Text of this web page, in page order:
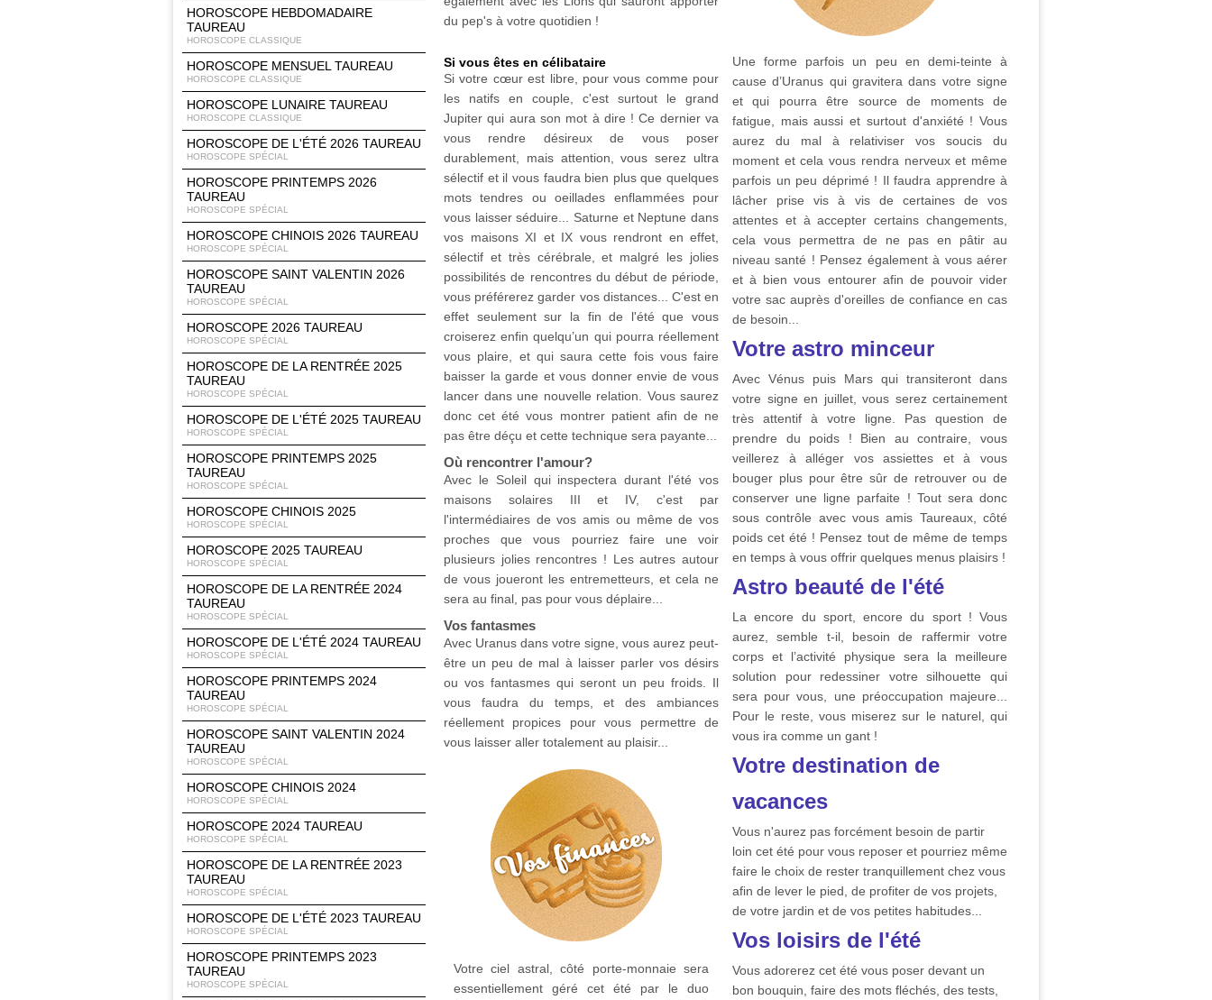
HOROSCOPE HEBDOMADAIRE
TAUREAU
HOROSCOPE CLASSIQUE
HOROSCOPE MENSUEL TAUREAU
HOROSCOPE CLASSIQUE
HOROSCOPE LUNAIRE TAUREAU
HOROSCOPE CLASSIQUE
HOROSCOPE DE L'ÉTÉ 2026 TAUREAU
HOROSCOPE SPÉCIAL
HOROSCOPE PRINTEMPS 2026
TAUREAU
HOROSCOPE SPÉCIAL
HOROSCOPE CHINOIS 2026 TAUREAU
HOROSCOPE SPÉCIAL
HOROSCOPE SAINT VALENTIN 2026
TAUREAU
HOROSCOPE SPÉCIAL
HOROSCOPE 2026 TAUREAU
HOROSCOPE SPÉCIAL
HOROSCOPE DE LA RENTRÉE 2025
TAUREAU
HOROSCOPE SPÉCIAL
HOROSCOPE DE L'ÉTÉ 2025 TAUREAU
HOROSCOPE SPÉCIAL
HOROSCOPE PRINTEMPS 2025
TAUREAU
HOROSCOPE SPÉCIAL
HOROSCOPE CHINOIS 2025
HOROSCOPE SPÉCIAL
HOROSCOPE 2025 TAUREAU
HOROSCOPE SPÉCIAL
HOROSCOPE DE LA RENTRÉE 2024
TAUREAU
HOROSCOPE SPÉCIAL
HOROSCOPE DE L'ÉTÉ 2024 TAUREAU
HOROSCOPE SPÉCIAL
HOROSCOPE PRINTEMPS 2024
TAUREAU
HOROSCOPE SPÉCIAL
HOROSCOPE SAINT VALENTIN 2024
TAUREAU
HOROSCOPE SPÉCIAL
HOROSCOPE CHINOIS 2024
HOROSCOPE SPÉCIAL
HOROSCOPE 2024 TAUREAU
HOROSCOPE SPÉCIAL
HOROSCOPE DE LA RENTRÉE 2023
TAUREAU
HOROSCOPE SPÉCIAL
HOROSCOPE DE L'ÉTÉ 2023 TAUREAU
HOROSCOPE SPÉCIAL
HOROSCOPE PRINTEMPS 2023
TAUREAU
HOROSCOPE SPÉCIAL
du pep's à votre quotidien !
Si vous êtes en célibataire
Si votre cœur est libre, pour vous comme pour
les natifs en couple, c'est surtout le grand
Jupiter qui aura son mot à dire ! Ce dernier va
vous rendre désireux de vous poser
durablement, mais attention, vous serez ultra
sélectif et il vous faudra bien plus que quelques
mots tendres ou oeillades enflammées pour
vous laisser séduire... Saturne et Neptune dans
vos maisons XI et IX vous rendront en effet,
sélectif et très cérébrale, et malgré les jolies
possibilités de rencontres du début de période,
vous préférerez garder vos distances... C'est en
effet seulement sur la fin de l'été que vous
croiserez enfin quelqu’un qui pourra réellement
vous plaire, et qui saura cette fois vous faire
baisser la garde et vous donner envie de vous
lancer dans une nouvelle relation. Vous saurez
donc cet été vous montrer patient afin de ne
pas être déçu et cette technique sera payante...
Où rencontrer l'amour?
Avec le Soleil qui inspectera durant l'été vos
maisons solaires III et IV, c'est par
l'intermédiaires de vos amis ou même de vos
proches que vous pourriez faire une voir
plusieurs jolies rencontres ! Les autres autour
de vous joueront les entremetteurs, et cela ne
sera au final, pas pour vous déplaire...
Vos fantasmes
Avec Uranus dans votre signe, vous aurez peut-
être un peu de mal à laisser parler vos désirs
ou vos fantasmes qui seront un peu froids. Il
vous faudra du temps, et des ambiances
réellement propices pour vous permettre de
vous laisser aller totalement au plaisir...
Votre ciel astral, côté porte-monnaie sera
essentiellement géré cet été par le duo
Une forme parfois un peu en demi-teinte à
cause d’Uranus qui gravitera dans votre signe
et qui pourra être source de moments de
fatigue, mais aussi et surtout d'anxiété ! Vous
aurez du mal à relativiser vos soucis du
moment et cela vous rendra nerveux et même
parfois un peu déprimé ! Il faudra apprendre à
lâcher prise vis à vis de certaines de vos
attentes et à accepter certains changements,
cela vous permettra de ne pas en pâtir au
niveau santé ! Pensez également à vous aérer
et à bien vous entourer afin de pouvoir vider
votre sac auprès d'oreilles de confiance en cas
de besoin...
Votre astro minceur
Avec Vénus puis Mars qui transiteront dans
votre signe en juillet, vous serez certainement
très attentif à votre ligne. Pas question de
prendre du poids ! Bien au contraire, vous
veillerez à alléger vos assiettes et à vous
bouger plus pour être sûr de retrouver ou de
conserver une ligne parfaite ! Tout sera donc
sous contrôle avec vous amis Taureaux, côté
poids cet été ! Pensez tout de même de temps
en temps à vous offrir quelques menus plaisirs !
Astro beauté de l'été
La encore du sport, encore du sport ! Vous
aurez, semble t-il, besoin de raffermir votre
corps et l’activité physique sera la meilleure
solution pour redessiner votre silhouette qui
sera pour vous, une préoccupation majeure...
Pour le reste, vous miserez sur le naturel, qui
vous ira comme un gant !
Votre destination de
vacances
Vous n'aurez pas forcément besoin de partir
loin cet été pour vous reposer et pourriez même
faire le choix de rester tranquillement chez vous
afin de lever le pied, de profiter de vos projets,
de votre jardin et de vos petites habitudes...
Vos loisirs de l'été
Vous adorerez cet été vous poser devant un
bon bouquin, faire des mots fléchés, des tests,